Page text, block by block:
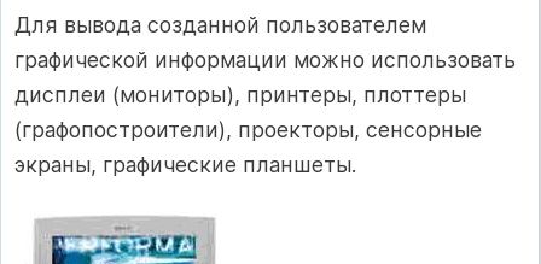
Для вывода созданной пользователем
графической информации можно использовать
дисплеи (мониторы), принтеры, плоттеры
(графопостроители), проекторы, сенсорные
экраны, графические планшеты.